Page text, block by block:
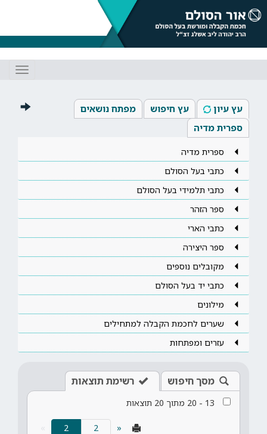
עץ עיון עץ חיפוש
מפתח נושאים
ספרית מדיה
ספרית מדיה
כתבי בעל הסולם
כתבי תלמידי בעל הסולם
ספר הזהר
כתבי הארי
ספר היצירה
מקובלים נוספים
כתבי יד בעל הסולם
מילונים
שערים לחכמת הקבלה למתחילים
עזרים ומפתחות
מסך חיפוש רשימת תוצאות
13
-
20 מתוך 20 תוצאות
«
2